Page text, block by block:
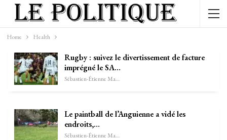
Home Health
Rugby : suivez le divertissement de facture
imprégné le SA…
Sébastien-Étienne Marechal
Le paintball de l’Anguienne a vidé les
endroits,…
Sébastien-Étienne Marechal